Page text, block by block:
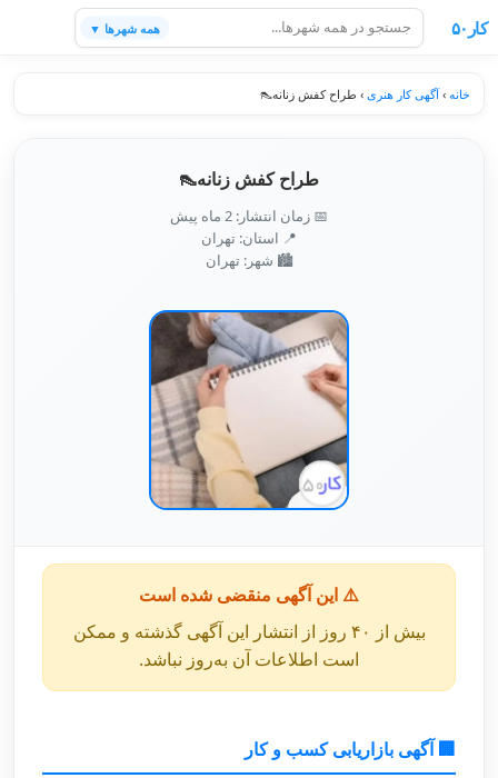
کار۵۰ همه شهرها ▼
خانه ›آگهی کار هنری › طراح کفش زنانه👠
طراح کفش زنانه👠
📅 زمان انتشار: 2 ماه پیش
📍 استان: تهران
🏙️ شهر: تهران
⚠️ این آگهی منقضی شده است
بیش از ۴۰ روز از انتشار این آگهی گذشته و ممکن
است اطلاعات آن به‌روز نباشد.
🏢 آگهی بازاریابی کسب و کار